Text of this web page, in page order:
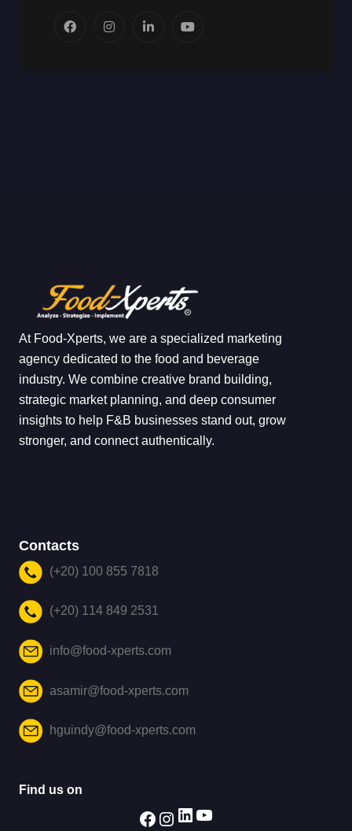
At Food-Xperts, we are a specialized marketing
agency dedicated to the food and beverage
industry. We combine creative brand building,
strategic market planning, and deep consumer
insights to help F&B businesses stand out, grow
stronger, and connect authentically.
Contacts
(+20) 100 855 7818
(+20) 114 849 2531
info@food-xperts.com
asamir@food-xperts.com
hguindy@food-xperts.com
Find us on